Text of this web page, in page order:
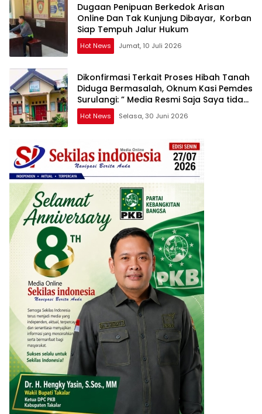
Dugaan Penipuan Berkedok Arisan
Online Dan Tak Kunjung Dibayar, Korban
Siap Tempuh Jalur Hukum
Hot News Jumat, 10 Juli 2026
Dikonfirmasi Terkait Proses Hibah Tanah
Diduga Bermasalah, Oknum Kasi Pemdes
Surulangi: ” Media Resmi Saja Saya tidak
Takut apalagi Media Abal Abal Seperti
Kalian”
Hot News Selasa, 30 Juni 2026